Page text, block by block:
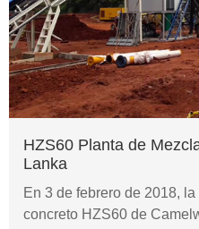
HZS60 Planta de
Lanka
En 3 de febrero de 2018,
concreto HZS60 de